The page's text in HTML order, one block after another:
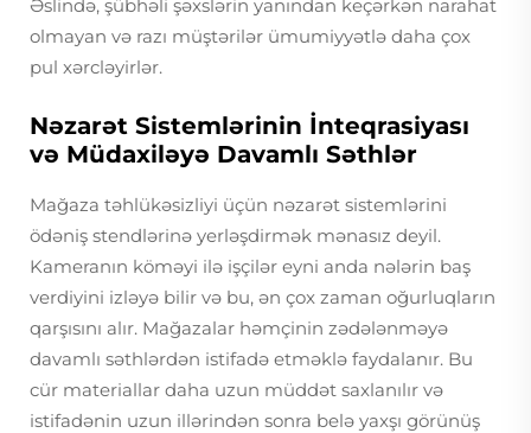
Əslində, şübhəli şəxslərin yanından keçərkən narahat
olmayan və razı müştərilər ümumiyyətlə daha çox
pul xərcləyirlər.
Nəzarət Sistemlərinin İnteqrasiyası
və Müdaxiləyə Davamlı Səthlər
Mağaza təhlükəsizliyi üçün nəzarət sistemlərini
ödəniş stendlərinə yerləşdirmək mənasız deyil.
Kameranın köməyi ilə işçilər eyni anda nələrin baş
verdiyini izləyə bilir və bu, ən çox zaman oğurluqların
qarşısını alır. Mağazalar həmçinin zədələnməyə
davamlı səthlərdən istifadə etməklə faydalanır. Bu
cür materiallar daha uzun müddət saxlanılır və
istifadənin uzun illərindən sonra belə yaxşı görünüş